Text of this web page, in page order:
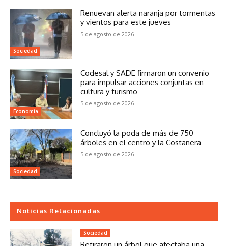
Sociedad
Renuevan alerta naranja por tormentas
y vientos para este jueves
5 de agosto de 2026
Economía
Codesal y SADE firmaron un convenio
para impulsar acciones conjuntas en
cultura y turismo
5 de agosto de 2026
Sociedad
Concluyó la poda de más de 750
árboles en el centro y la Costanera
5 de agosto de 2026
Noticias Relacionadas
Sociedad